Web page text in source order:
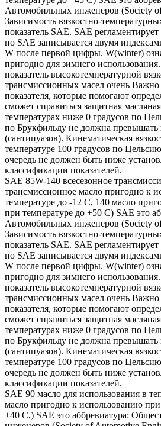
Автомобильных инженеров (Society
Зависимость вязкостно-
показатель SAE. SAE
по SAE записывается двумя
W после первой цифры. W(winter)
пригодно для зимнего
показатель высокотемпературной
трансмиссионных масел очень Важно
показателя, которые помогают
сможет справиться защитная
температурах ниже 0 градусов по
по Брукфильду не должна превышать
(сантипуазов). Кинематическая
температуре 100 градусов по
очередь не должен быть ниже
классификации показателей.
SAE 85W-140 всесезонное
трансмиссионное масло пригодно к
температуре до -12 С, 140 масло
при температуре до +50 С) SAE это
Автомобильных инженеров (Society
Зависимость вязкостно-
показатель SAE. SAE
по SAE записывается двумя
W после первой цифры. W(winter)
пригодно для зимнего
показатель высокотемпературной
трансмиссионных масел очень Важно
показателя, которые помогают
сможет справиться защитная
температурах ниже 0 градусов по
по Брукфильду не должна превышать
(сантипуазов). Кинематическая
температуре 100 градусов по
очередь не должен быть ниже
классификации показателей.
SAE 90 масло для использования в
масло пригодно к использованию
+40 С,) SAE это аббревиатура: